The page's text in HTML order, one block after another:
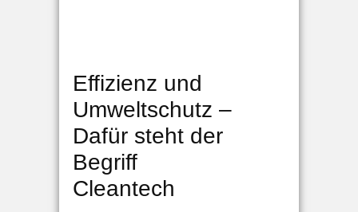
Effizienz und
Umweltschutz –
Dafür steht der
Begriff
Cleantech